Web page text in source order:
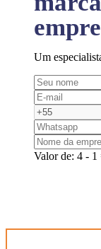
Um
Valor de: 4 - 1